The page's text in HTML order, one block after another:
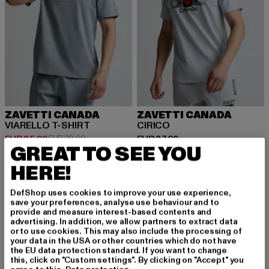
ZAVETTI CANADA
VIARELLO T-SHIRT
EUR 35,99
Huidige prijs: EUR 35,99
EUR 39,99Actieprijs: EUR 39,99
ZAVETTI CANADA
CIRICO
EUR 37,99
Huidige prijs: EUR 37,99
-13%
GREAT TO SEE YOU
HERE!
DefShop uses cookies to improve your use experience,
save your preferences, analyse use behaviour and to
provide and measure interest-based contents and
advertising. In addition, we allow partners to extract data
or to use cookies. This may also include the processing of
your data in the USA or other countries which do not have
the EU data protection standard. If you want to change
this, click on "Custom settings". By clicking on "Accept" you